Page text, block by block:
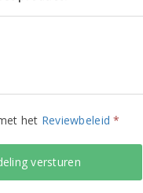
het Reviewbeleid *